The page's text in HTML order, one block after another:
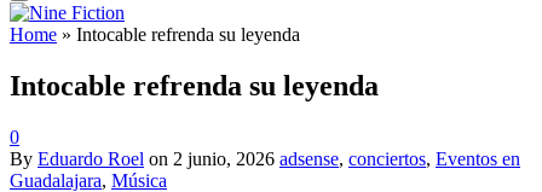
Home » Intocable refrenda su leyenda
Intocable refrenda su leyenda
0
By Eduardo Roel on 2 junio, 2026 adsense, conciertos, Eventos en
Guadalajara, Música